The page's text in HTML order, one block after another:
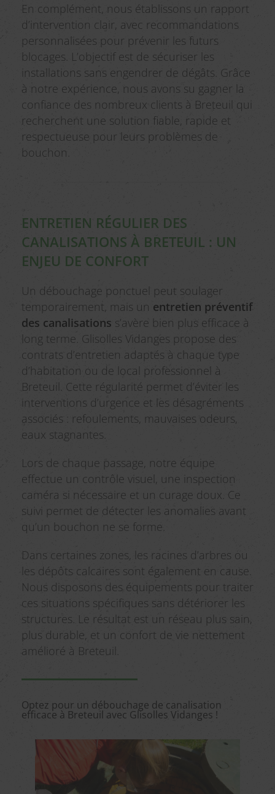
En complément, nous établissons un rapport
d’intervention clair, avec recommandations
personnalisées pour prévenir les futurs
blocages. L’objectif est de sécuriser les
installations sans engendrer de dégâts. Grâce
à notre expérience, nous avons su gagner la
confiance des nombreux clients à Breteuil qui
recherchent une solution fiable, rapide et
respectueuse pour leurs problèmes de
bouchon.
ENTRETIEN RÉGULIER DES
CANALISATIONS À BRETEUIL : UN
ENJEU DE CONFORT
Un débouchage ponctuel peut soulager
temporairement, mais un entretien préventif
des canalisations s’avère bien plus efficace à
long terme. Glisolles Vidanges propose des
contrats d’entretien adaptés à chaque type
d’habitation ou de local professionnel à
Breteuil. Cette régularité permet d’éviter les
interventions d’urgence et les désagréments
associés : refoulements, mauvaises odeurs,
eaux stagnantes.
Lors de chaque passage, notre équipe
effectue un contrôle visuel, une inspection
caméra si nécessaire et un curage doux. Ce
suivi permet de détecter les anomalies avant
qu’un bouchon ne se forme.
Dans certaines zones, les racines d’arbres ou
les dépôts calcaires sont également en cause.
Nous disposons des équipements pour traiter
ces situations spécifiques sans détériorer les
structures. Le résultat est un réseau plus sain,
plus durable, et un confort de vie nettement
amélioré à Breteuil.
Optez pour un débouchage de canalisation
efficace à Breteuil avec Glisolles Vidanges !